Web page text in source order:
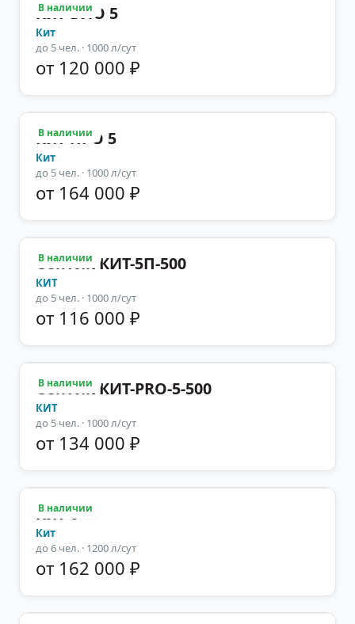
В наличии
Кит БИО 5
Кит
до 5 чел. · 1000 л/сут
от 120 000 ₽
В наличии
Кит ПРО 5
Кит
до 5 чел. · 1000 л/сут
от 164 000 ₽
В наличии
Септик КИТ-5П-500
КИТ
до 5 чел. · 1000 л/сут
от 116 000 ₽
В наличии
Септик КИТ-PRO-5-500
КИТ
до 5 чел. · 1000 л/сут
от 134 000 ₽
В наличии
Кит 6
Кит
до 6 чел. · 1200 л/сут
от 162 000 ₽